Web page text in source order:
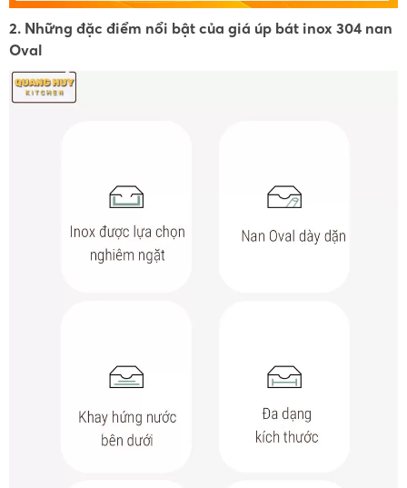
2. Những đặc điểm nổi bật của giá úp bát inox 304 nan
Oval